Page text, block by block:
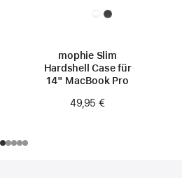
mophie Slim
Hardshell Case für
14" MacBook Pro
49,95 €